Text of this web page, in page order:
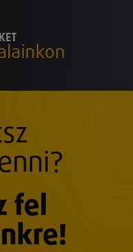
fel